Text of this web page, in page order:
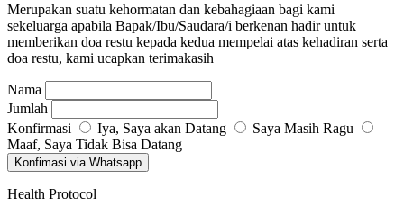
Merupakan suatu kehormatan dan kebahagiaan bagi kami
sekeluarga apabila Bapak/Ibu/Saudara/i berkenan hadir untuk
memberikan doa restu kepada kedua mempelai atas kehadiran serta
doa restu, kami ucapkan terimakasih
Nama
Jumlah
Konfirmasi
Iya, Saya akan Datang
Saya Masih Ragu
Maaf, Saya Tidak Bisa Datang
Konfimasi via Whatsapp
Health Protocol